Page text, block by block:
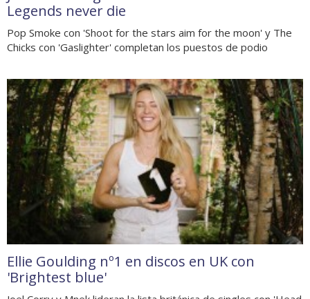
Legends never die
Pop Smoke con 'Shoot for the stars aim for the moon' y The
Chicks con 'Gaslighter' completan los puestos de podio
Ellie Goulding nº1 en discos en UK con
'Brightest blue'